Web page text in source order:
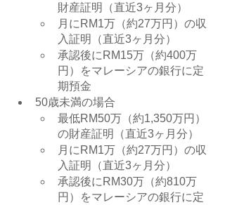
財産証明（直近3ヶ月分）
月にRM1万（約27万円）の収
入証明（直近3ヶ月分）
承認後にRM15万（約400万
円）をマレーシアの銀行に定
期預金
50歳未満の場合
最低RM50万（約1,350万円）
の財産証明（直近3ヶ月分）
月にRM1万（約27万円）の収
入証明（直近3ヶ月分）
承認後にRM30万（約810万
円）をマレーシアの銀行に定